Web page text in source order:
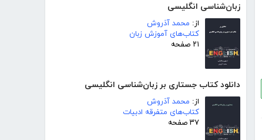
زبان‌شناسی انگلیسی
از: محمد آذروش
کتاب‌های آموزش زبان
۲۱ صفحه
دانلود کتاب جستاری بر زبان‌شناسی انگلیسی
از: محمد آذروش
کتاب‌های متفرقه ادبیات
۳۷ صفحه